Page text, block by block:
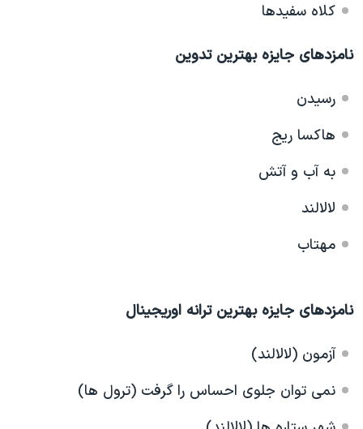
کلاه سفیدها
نامزدهای جایزه بهترین تدوین
رسیدن
هاکسا ریج
به آب و آتش
لالالند
مهتاب
نامزدهای جایزه بهترین ترانه اوریجینال
آزمون (لالالند)
نمی توان جلوی احساس را گرفت (ترول ها)